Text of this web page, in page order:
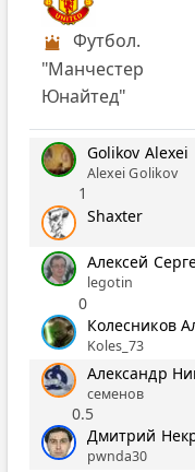
Футбол.
"Манчестер
Юнайтед"
Golikov Alexei
Alexei Golikov
1
Shaxter
Алексей
legotin
0
Колесников
Koles_73
Александр
семенов
0.5
Дмитрий
pwnda30